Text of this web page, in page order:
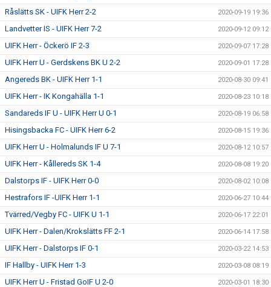
Råslätts SK - UIFK Herr 2-2 2020-09-19 19:36
Landvetter IS - UIFK Herr 7-2 2020-09-12 09:12
UIFK Herr - Öckerö IF 2-3 2020-09-07 17:28
UIFK Herr U - Gerdskens BK U 2-2 2020-09-01 17:28
Angereds BK - UIFK Herr 1-1 2020-08-30 09:41
UIFK Herr - IK Kongahälla 1-1 2020-08-23 10:18
Sandareds IF U - UIFK Herr U 0-1 2020-08-19 06:58
Hisingsbacka FC - UIFK Herr 6-2 2020-08-15 19:36
UIFK Herr U - Holmalunds IF U 7-1 2020-08-12 10:57
UIFK Herr - Kållereds SK 1-4 2020-08-08 19:20
Dalstorps IF - UIFK Herr 0-0 2020-08-02 10:08
Hestrafors IF -UIFK Herr 1-1 2020-06-27 10:44
Tvärred/Vegby FC - UIFK U 1-1 2020-06-17 22:01
UIFK Herr - Dalen/Krokslätts FF 2-1 2020-06-14 17:58
UIFK Herr - Dalstorps IF 0-1 2020-03-22 14:53
IF Hallby - UIFK Herr 1-3 2020-03-08 08:19
UIFK Herr U - Fristad GoIF U 2-0 2020-03-01 18:30